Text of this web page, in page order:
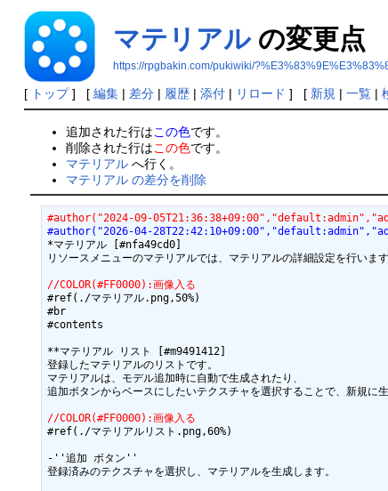
マテリアルの変更点
https://rpgbakin.com/pukiwiki/
[ トップ] [ 編集| 差分| 履歴| 添付| リロード ] [ 新規 | 一覧|
追加された行はこの色です。
削除された行はこの色です。
マテリアル へ行く。
マテリアル の差分を削除
#author("2024-09-
#author("2026-04-
*マテリアル [#nfa49cd0]
リソースメニューのマテリアルでは、マテリアルの詳細設定を行います
//COLOR(#FF0000):画像入る
#ref(./マテリアル.png,50%)
#br
#contents
**マテリアル リスト [#m9491412]
登録したマテリアルのリストです。
マテリアルは、モデル追加時に自動で生成されたり、
追加ボタンからベースにしたいテクスチャを選択することで、新規に
//COLOR(#FF0000):画像入る
#ref(./マテリアルリスト.png,60%)
-''追加 ボタン''
登録済みのテクスチャを選択し、マテリアルを生成します。